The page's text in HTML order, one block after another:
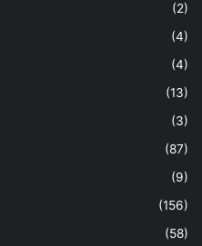
(2)
(4)
(4)
(13)
(3)
(87)
(9)
(156)
(58)